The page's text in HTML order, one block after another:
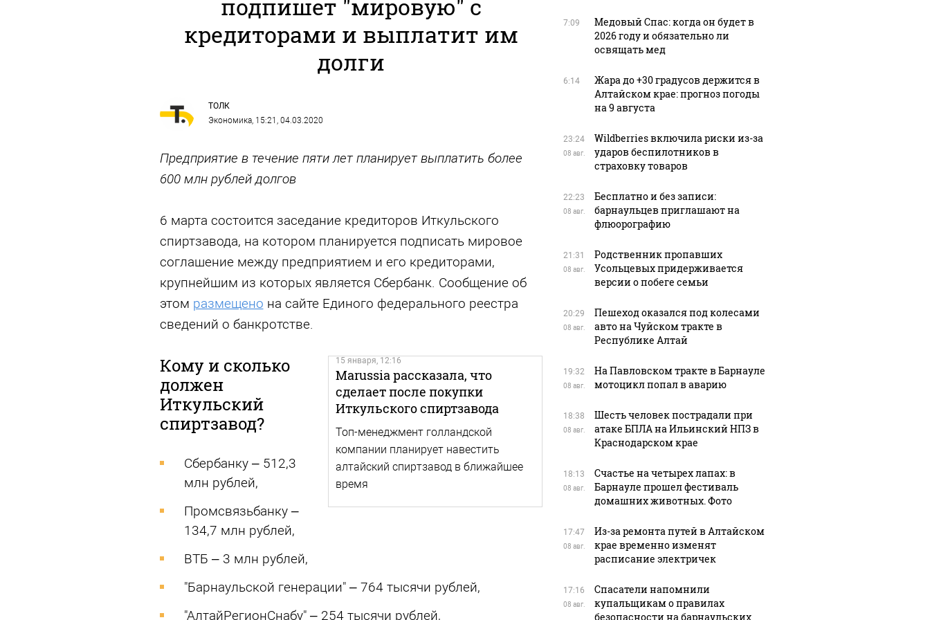
подпишет "мировую" с
кредиторами и выплатит им
долги
ТОЛК
Экономика, 15:21, 04.03.2020
Предприятие в течение пяти лет планирует выплатить более
600 млн рублей долгов
6 марта состоится заседание кредиторов Иткульского
спиртзавода, на котором планируется подписать мировое
соглашение между предприятием и его кредиторами,
крупнейшим из которых является Сбербанк. Сообщение об
этом размещено на сайте Единого федерального реестра
сведений о банкротстве.
15 января, 12:16
Marussia рассказала, что
сделает после покупки
Иткульского спиртзавода
Топ-менеджмент голландской
компании планирует навестить
алтайский спиртзавод в ближайшее
время
Кому и сколько
должен
Иткульский
спиртзавод?
Сбербанку – 512,3
млн рублей,
Промсвязьбанку –
134,7 млн рублей,
ВТБ – 3 млн рублей,
"Барнаульской генерации" – 764 тысячи рублей,
"АлтайРегионСнабу" – 254 тысячи рублей,
7:09
Медовый Спас: когда он будет в
2026 году и обязательно ли
освящать мед
6:14
Жара до +30 градусов держится в
Алтайском крае: прогноз погоды
на 9 августа
23:24
08 авг.
Wildberries включила риски из-за
ударов беспилотников в
страховку товаров
22:23
08 авг.
Бесплатно и без записи:
барнаульцев приглашают на
флюорографию
21:31
08 авг.
Родственник пропавших
Усольцевых придерживается
версии о побеге семьи
20:29
08 авг.
Пешеход оказался под колесами
авто на Чуйском тракте в
Республике Алтай
19:32
08 авг.
На Павловском тракте в Барнауле
мотоцикл попал в аварию
18:38
08 авг.
Шесть человек пострадали при
атаке БПЛА на Ильинский НПЗ в
Краснодарском крае
18:13
08 авг.
Счастье на четырех лапах: в
Барнауле прошел фестиваль
домашних животных. Фото
17:47
08 авг.
Из-за ремонта путей в Алтайском
крае временно изменят
расписание электричек
17:16
08 авг.
Спасатели напомнили
купальщикам о правилах
безопасности на барнаульских